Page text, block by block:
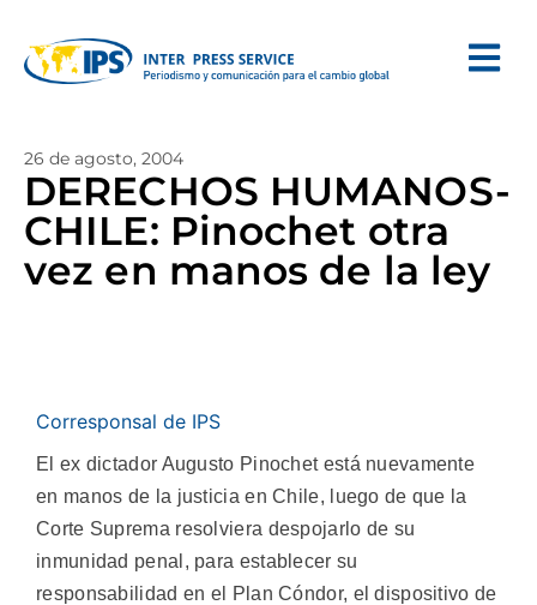
26 de agosto, 2004
DERECHOS HUMANOS-
CHILE: Pinochet otra
vez en manos de la ley
Corresponsal de IPS
El ex dictador Augusto Pinochet está nuevamente
en manos de la justicia en Chile, luego de que la
Corte Suprema resolviera despojarlo de su
inmunidad penal, para establecer su
responsabilidad en el Plan Cóndor, el dispositivo de